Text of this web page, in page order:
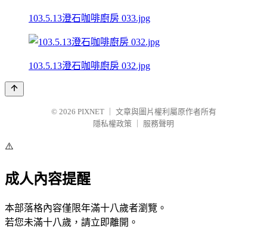
103.5.13澄石咖啡廚房 033.jpg
103.5.13澄石咖啡廚房 032.jpg
© 2026 PIXNET
文章與圖片權利屬原作者所有
隱私權政策
服務聲明
⚠️
成人內容提醒
本部落格內容僅限年滿十八歲者瀏覽。
若您未滿十八歲，請立即離開。